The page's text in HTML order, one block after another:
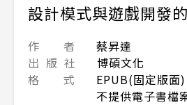
設計模式與遊戲開發
作 者
蔡昇達
出 版 社
博碩文化
格 式
EPUB(固定版面)
不提供電子書檔